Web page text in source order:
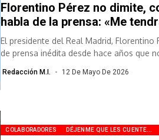
Florentino Pérez no dimite,
habla de la prensa: «Me
El presidente del Real Madrid, Florentino
de prensa inédita desde hace años que
Redacción M.I. 12 De Mayo De 2026
COLABORADORES DÉJENME QUE LES CUENTE...